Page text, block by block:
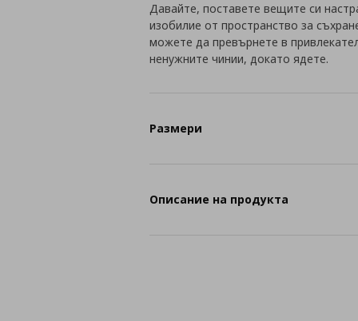
Давайте, поставете вещите си
изобилие от пространство за
можете да превърнете в
ненужните чинии, докато ядете.
Размери
Описание на продукта